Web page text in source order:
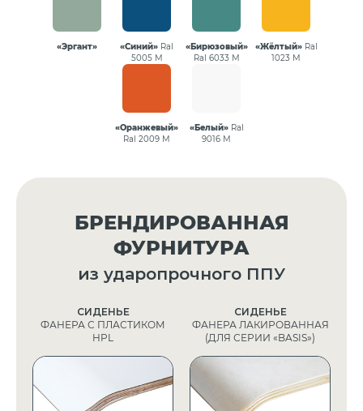
«Эргант» «Синий» Ral
5005 М
«Бирюзовый»
Ral 6033 М
«Жёлтый» Ral
1023 М
«Оранжевый»
Ral 2009 М
«Белый» Ral
9016 М
БРЕНДИРОВАННАЯ
ФУРНИТУРА
из ударопрочного ППУ
СИДЕНЬЕ
ФАНЕРА С ПЛАСТИКОМ
HPL
СИДЕНЬЕ
ФАНЕРА ЛАКИРОВАННАЯ
(ДЛЯ СЕРИИ «BASIS»)